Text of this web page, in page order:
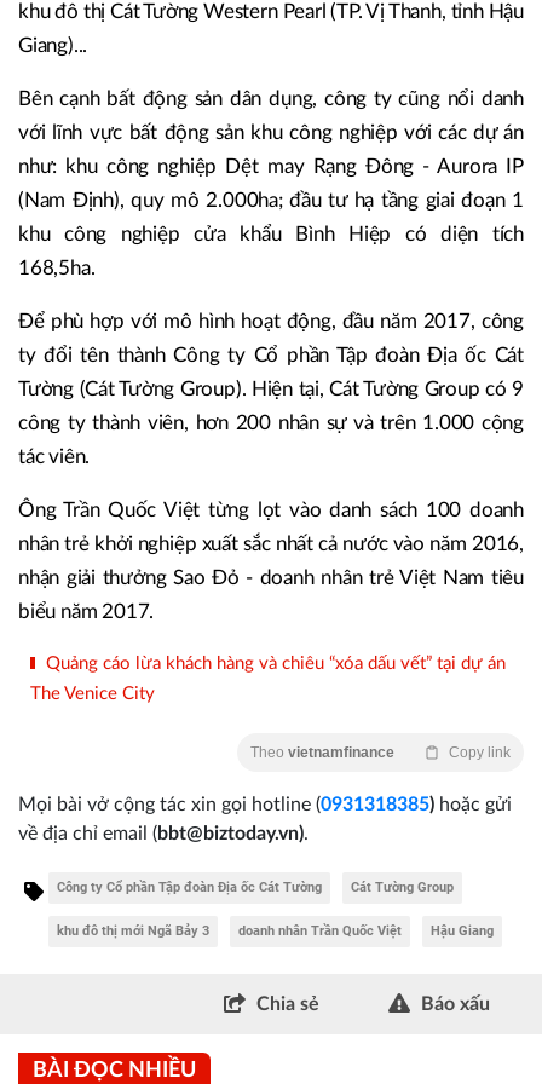
khu đô thị Cát Tường Western Pearl (TP. Vị Thanh, tỉnh Hậu
Giang)...
Bên cạnh bất động sản dân dụng, công ty cũng nổi danh
với lĩnh vực bất động sản khu công nghiệp với các dự án
như: khu công nghiệp Dệt may Rạng Đông - Aurora IP
(Nam Định), quy mô 2.000ha; đầu tư hạ tầng giai đoạn 1
khu công nghiệp cửa khẩu Bình Hiệp có diện tích
168,5ha.
Để phù hợp với mô hình hoạt động, đầu năm 2017, công
ty đổi tên thành Công ty Cổ phần Tập đoàn Địa ốc Cát
Tường (Cát Tường Group). Hiện tại, Cát Tường Group có 9
công ty thành viên, hơn 200 nhân sự và trên 1.000 cộng
tác viên.
Ông Trần Quốc Việt từng lọt vào danh sách 100 doanh
nhân trẻ khởi nghiệp xuất sắc nhất cả nước vào năm 2016,
nhận giải thưởng Sao Đỏ - doanh nhân trẻ Việt Nam tiêu
biểu năm 2017.
Quảng cáo lừa khách hàng và chiêu “xóa dấu vết” tại dự án
The Venice City
Theo vietnamfinance Copy link
Mọi bài vở cộng tác xin gọi hotline (0931318385) hoặc gửi
về địa chỉ email (bbt@biztoday.vn).
Công ty Cổ phần Tập đoàn Địa ốc Cát Tường Cát Tường Group
khu đô thị mới Ngã Bảy 3 doanh nhân Trần Quốc Việt Hậu Giang
Chia sẻ Báo xấu
BÀI ĐỌC NHIỀU